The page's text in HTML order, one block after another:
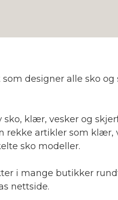
designer alle sko og
klær, vesker og
rekke artikler som klær,
sko modeller.
i mange butikker
nettside.